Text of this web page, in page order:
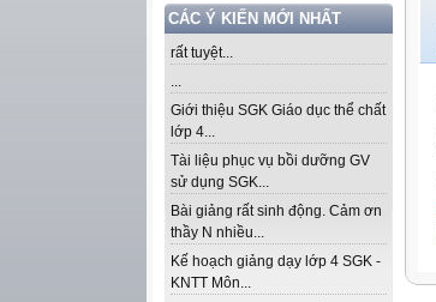
CÁC Ý KIẾN MỚI NHẤT
rất tuyệt...
...
Giới thiệu SGK Giáo dục thể chất
lớp 4...
Tài liệu phục vụ bồi dưỡng GV
sử dụng SGK...
Bài giảng rất sinh động. Cảm ơn
thầy N nhiều...
Kế hoạch giảng dạy lớp 4 SGK -
KNTT Môn...